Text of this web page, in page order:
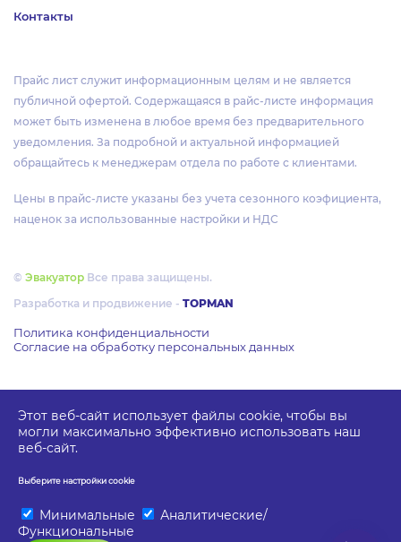
Контакты
Прайс лист служит информационным целям и не является
публичной офертой. Содержащаяся в райс-листе информация
может быть изменена в любое время без предварительного
уведомления. За подробной и актуальной информацией
обращайтесь к менеджерам отдела по работе с клиентами.
Цены в прайс-листе указаны без учета сезонного коэфициента,
наценок за использованные настройки и НДС
© Эвакуатор Все права защищены.
Разработка и продвижение - TOPMAN
Политика конфиденциальности
Согласие на обработку персональных данных
Этот веб-сайт использует файлы cookie, чтобы вы
могли максимально эффективно использовать наш
веб-сайт.
Выберите настройки cookie
Минимальные
Аналитические/
Функциональные